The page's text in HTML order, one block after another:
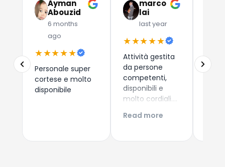
Ayman
Abouzid
6 months
ago
★★★★★
Personale super
cortese e molto
disponibile
marco
lai
last year
★★★★★
Attività gestita
da persone
competenti,
disponibili e
molto cordiali.
competitivi,
qualità e
Read more
Due
che